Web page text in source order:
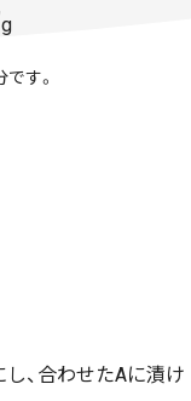
g
す。
、合わせたAに漬け